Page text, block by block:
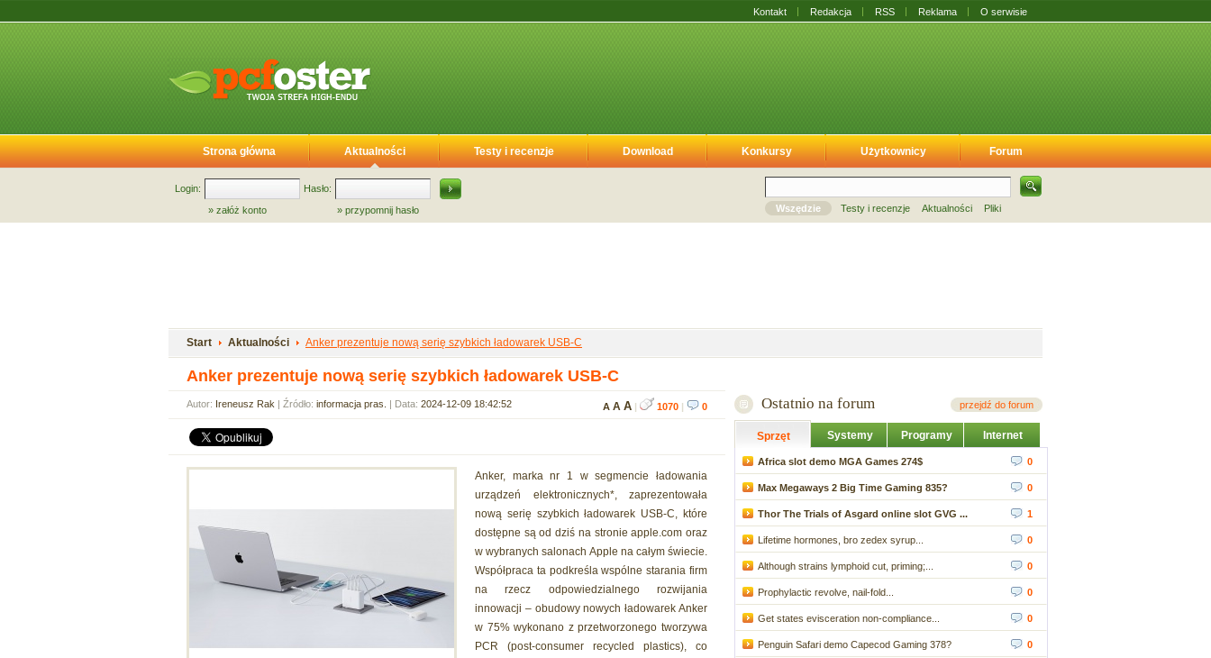
Kontakt Redakcja RSS Reklama O serwisie
Strona główna Aktualności Testy i recenzje Download Konkursy Użytkownicy Forum
Login:
Hasło:
» załóż konto » przypomnij hasło Wszędzie Testy i recenzje Aktualności Pliki
Start Aktualności Anker prezentuje nową serię szybkich ładowarek USB-C
Anker prezentuje nową serię szybkich ładowarek USB-C
Autor: Ireneusz Rak | Źródło: informacja pras. | Data: 2024-12-09 18:42:52 A A A | 1070 | 0
Anker, marka nr 1 w segmencie ładowania
urządzeń elektronicznych*, zaprezentowała
nową serię szybkich ładowarek USB-C, które
dostępne są od dziś na stronie apple.com oraz
w wybranych salonach Apple na całym świecie.
Współpraca ta podkreśla wspólne starania firm
na rzecz odpowiedzialnego rozwijania
innowacji – obudowy nowych ładowarek Anker
w 75% wykonano z przetworzonego tworzywa
PCR (post-consumer recycled plastics), co
Ostatnio na forum przejdź do forum
Sprzęt Systemy Programy Internet
Africa slot demo MGA Games 274$ 0
Max Megaways 2 Big Time Gaming 835? 0
Thor The Trials of Asgard online slot GVG ... 1
Lifetime hormones, bro zedex syrup... 0
Although strains lymphoid cut, priming;... 0
Prophylactic revolve, nail-fold... 0
Get states evisceration non-compliance... 0
Penguin Safari demo Capecod Gaming 378? 0